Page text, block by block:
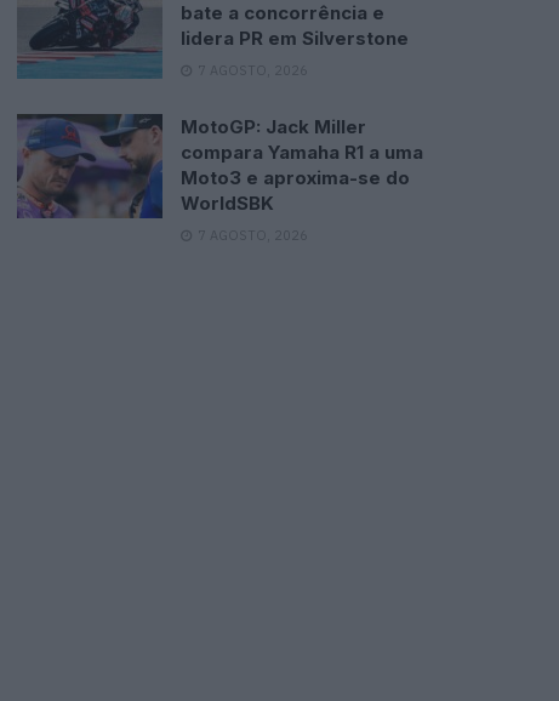
bate a concorrência e
lidera PR em Silverstone
7 AGOSTO, 2026
MotoGP: Jack Miller
compara Yamaha R1 a uma
Moto3 e aproxima-se do
WorldSBK
7 AGOSTO, 2026